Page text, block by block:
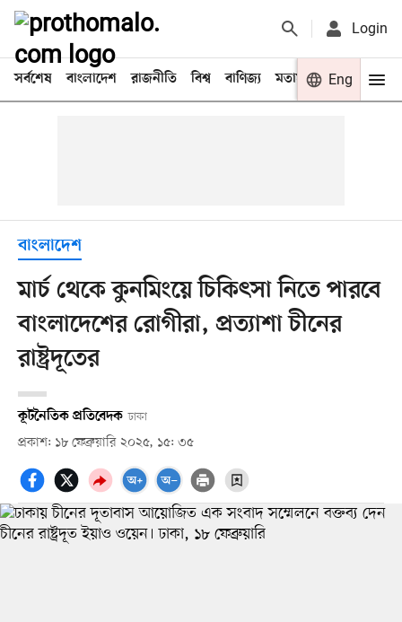
Login
সর্বশেষ বাংলাদেশ রাজনীতি বিশ্ব বাণিজ্য মতামত খেলা
Eng
বাংলাদেশ
মার্চ থেকে কুনমিংয়ে চিকিৎসা নিতে পারবে
বাংলাদেশের রোগীরা, প্রত্যাশা চীনের
রাষ্ট্রদূতের
কূটনৈতিক প্রতিবেদক ঢাকা
প্রকাশ: ১৮ ফেব্রুয়ারি ২০২৫, ১৫: ৩৫